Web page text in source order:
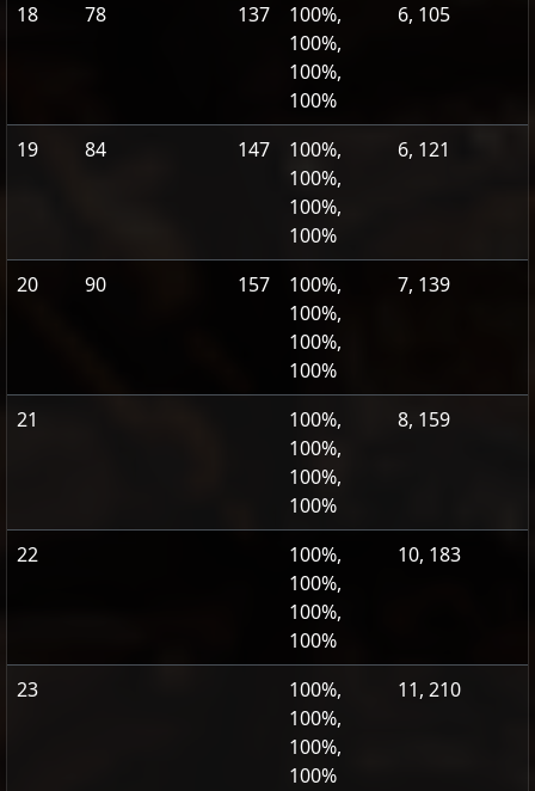
18 78 137
100%,
100%,
100%,
100%
6, 105
19 84 147
100%,
100%,
100%,
100%
6, 121
20 90 157
100%,
100%,
100%,
100%
7, 139
21
100%,
100%,
100%,
100%
8, 159
22
100%,
100%,
100%,
100%
10, 183
23
100%,
100%,
100%,
100%
11, 210